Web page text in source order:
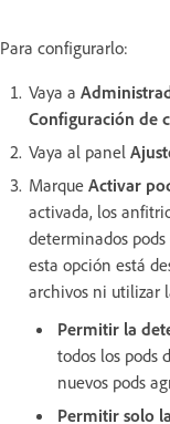
Para configurarlo:
Vaya a
Configuración de
Vaya al panel
Marque Activar
activada, los
determinados
esta opción está
archivos ni utilizar
Permitir la
todos los pods
nuevos pods
Permitir solo